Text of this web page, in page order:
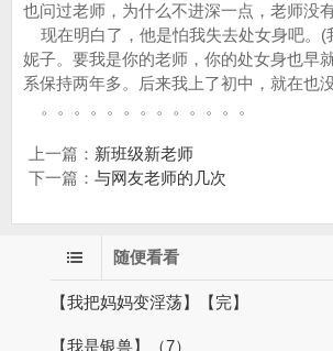
也问过老师，为什么不进深一点，老师没
现在明白了，他是怕我失去处女身吧。(
妮子。要我是你的老师，你的处女身也早
系保持两年多。后来我上了初中，就在也
。。。。。。。。。。。。。
上一篇： 新班级新老师
下一篇： 与网友老师的几次
随便看看
【我把妈妈变淫荡】【完】
【我是银兽】（7）